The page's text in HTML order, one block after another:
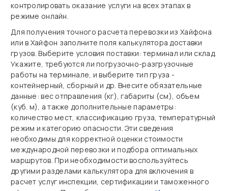
контролировать оказание услуги на всех этапах в
режиме онлайн.
Для получения точного расчета перевозки из Хайфона
или в Хайфон заполните поля калькулятора доставки
грузов. Выберите условия поставки: терминал или склад.
Укажите, требуются ли погрузочно‑разгрузочные
работы на терминале, и выберите тип груза -
контейнерный, сборный и др. Внесите обязательные
данные: вес отправления (кг), габариты (см), объем
(куб. м), а также дополнительные параметры:
количество мест, классификацию груза, температурный
режим и категорию опасности. Эти сведения
необходимы для корректной оценки стоимости
международной перевозки и подбора оптимальных
маршрутов. При необходимости воспользуйтесь
другими разделами калькулятора для включения в
расчет услуг инспекции, сертификации и таможенного